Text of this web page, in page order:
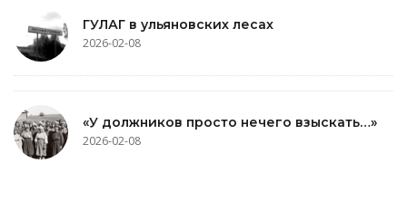
ГУЛАГ в ульяновских лесах
2026-02-08
«У должников просто нечего взыскать…»
2026-02-08